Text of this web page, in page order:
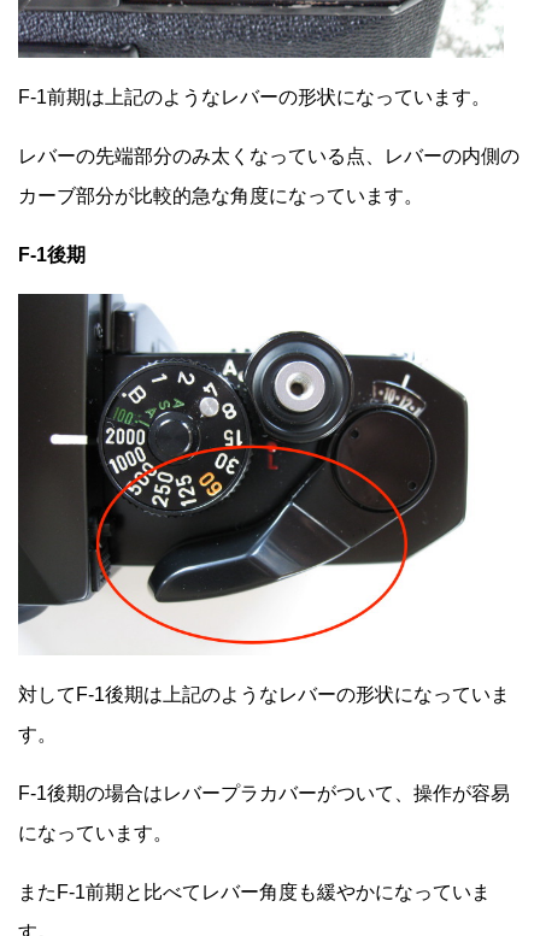
F-1前期は上記のようなレバーの形状になっています。
レバーの先端部分のみ太くなっている点、レバーの内側の
カーブ部分が比較的急な角度になっています。
F-1後期
対してF-1後期は上記のようなレバーの形状になっていま
す。
F-1後期の場合はレバープラカバーがついて、操作が容易
になっています。
またF-1前期と比べてレバー角度も緩やかになっていま
す。